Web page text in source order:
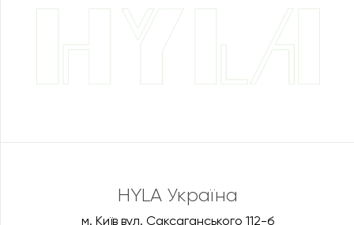
HYLA Україна
м. Київ вул. Саксаганського 112-б